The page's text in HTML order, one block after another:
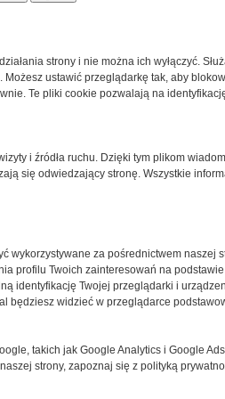
równoznaczne
z ograniczoną
komandytowa, nr KRS:
REGON 146393437
w postaci Regulaminu.
pliki cookies do przechowywania
Pliki cookies stosujemy
na najwyższym poziomie,
do indywidualnych potrzeb.
one zamieszczane w Twoim
każdym momencie możesz
przeglądarki dotyczących
strony i nie można ich wyłączyć.
ustawić przeglądarkę tak, aby
Te pliki cookie pozwalają na
i źródła ruchu. Dzięki tym plikom
się odwiedzający stronę. Wszystkie
wykorzystywane za pośrednictwem naszej
profilu Twoich zainteresowań na
identyfikację Twojej przeglądarki i
będziesz widzieć w przeglądarce
takich jak Google Analytics i Google
strony, zapoznaj się z polityką